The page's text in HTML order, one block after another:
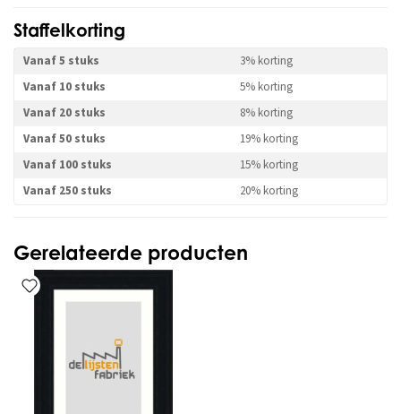
Staffelkorting
Vanaf 5 stuks
3% korting
Vanaf 10 stuks
5% korting
Vanaf 20 stuks
8% korting
Vanaf 50 stuks
19% korting
Vanaf 100 stuks
15% korting
Vanaf 250 stuks
20% korting
Gerelateerde producten